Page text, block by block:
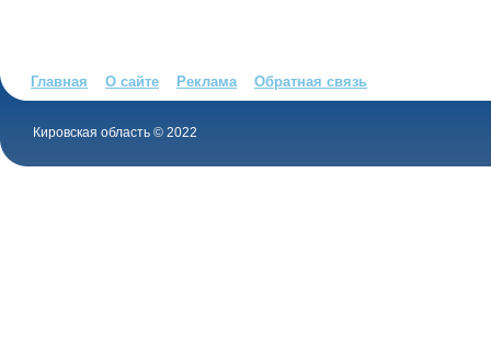
Главная О сайте Реклама Обратная связь
Кировская область © 2022